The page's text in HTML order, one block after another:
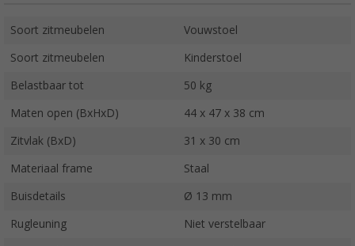
Soort zitmeubelen Vouwstoel
Soort zitmeubelen Kinderstoel
Belastbaar tot 50 kg
Maten open (BxHxD) 44 x 47 x 38 cm
Zitvlak (BxD) 31 x 30 cm
Materiaal frame Staal
Buisdetails Ø 13 mm
Rugleuning Niet verstelbaar